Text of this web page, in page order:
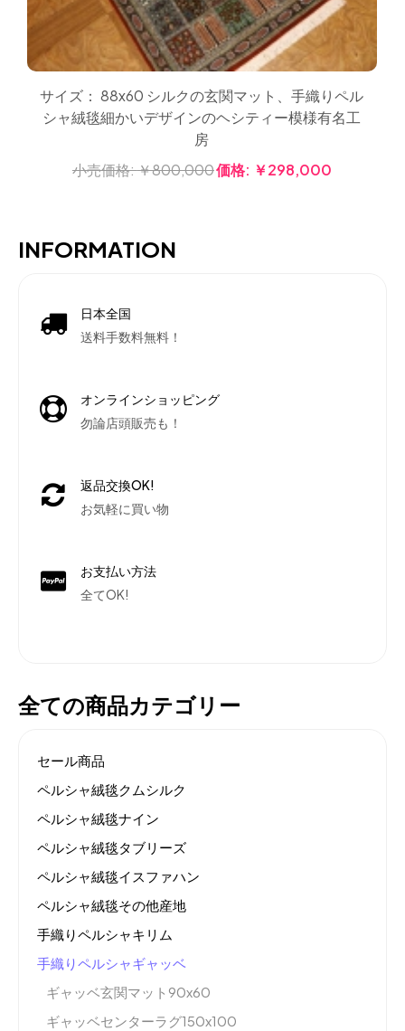
サイズ： 88x60 シルクの玄関マット、手織りペル
シャ絨毯細かいデザインのヘシティー模様有名工
房
小売価格:￥800,000価格: ￥298,000
INFORMATION
日本全国
送料手数料無料！
オンラインショッピング
勿論店頭販売も！
返品交換OK!
お気軽に買い物
お支払い方法
全てOK!
全ての商品カテゴリー
セール商品
ペルシャ絨毯クムシルク
ペルシャ絨毯ナイン
ペルシャ絨毯タブリーズ
ペルシャ絨毯イスファハン
ペルシャ絨毯その他産地
手織りペルシャキリム
手織りペルシャギャッベ
ギャッベ玄関マット90x60
ギャッベセンターラグ150x100